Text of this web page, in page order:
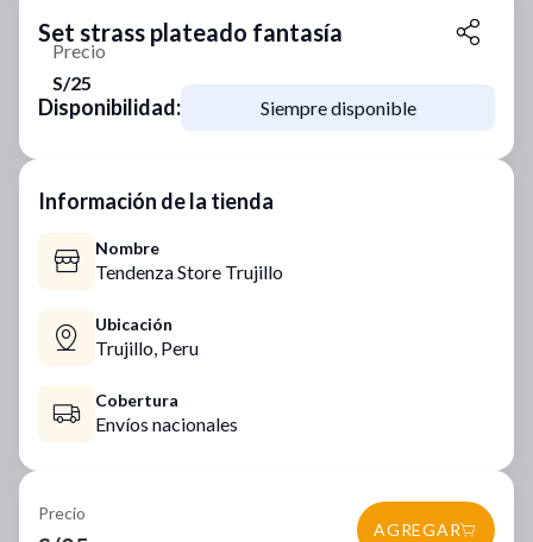
Set strass plateado fantasía
Precio
S/25
Disponibilidad: Siempre disponible
Información de la tienda
Nombre
Tendenza Store Trujillo
Ubicación
Trujillo, Peru
Cobertura
Envíos nacionales
Precio
AGREGAR